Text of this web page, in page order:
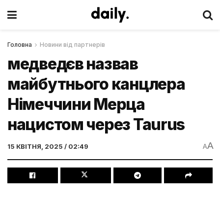
Головна Новини від партнерів
медведєв назвав
майбутнього канцлера
Німеччини Мерца
нацистом через Taurus
15 КВІТНЯ, 2025 / 02:49 AA